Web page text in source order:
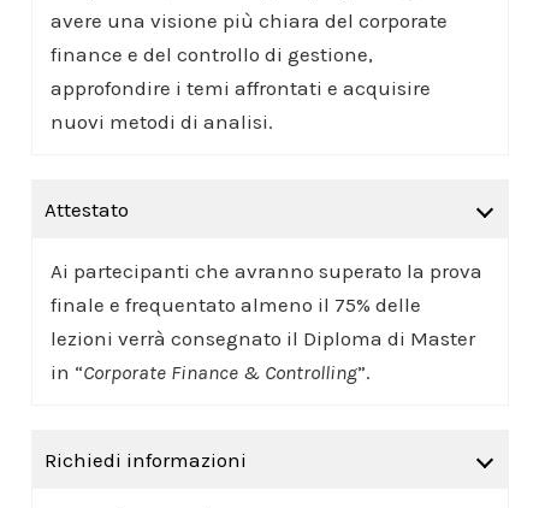
avere una visione più chiara del corporate
finance e del controllo di gestione,
approfondire i temi affrontati e acquisire
nuovi metodi di analisi.
Attestato
Ai partecipanti che avranno superato la prova
finale e frequentato almeno il 75% delle
lezioni verrà consegnato il Diploma di Master
in “Corporate Finance & Controlling”.
Richiedi informazioni